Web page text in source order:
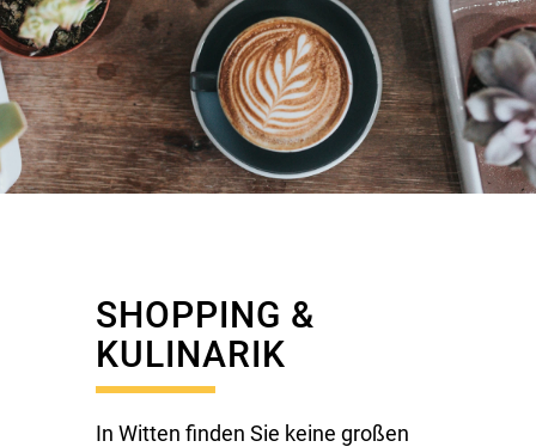
SHOPPING &
KULINARIK
In Witten finden Sie keine großen